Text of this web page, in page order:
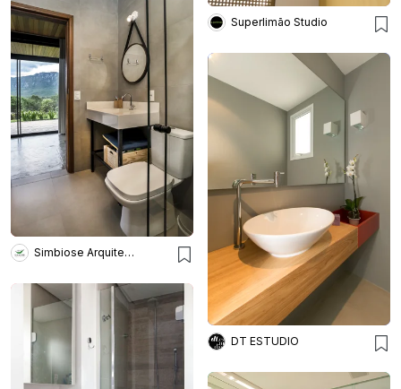
Superlimão Studio
Simbiose Arquitetura Viva
DT ESTUDIO